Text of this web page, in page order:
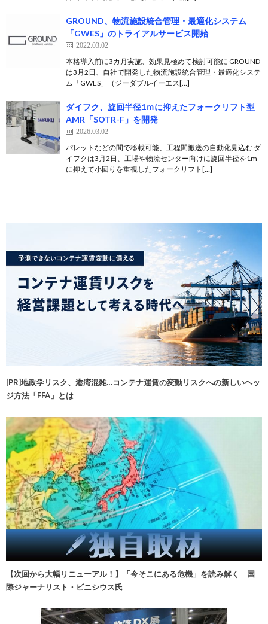
GROUND、物流施設統合管理・最適化システム
「GWES」のトライアルサービス開始
2022.03.02
本格導入前に3カ月実施、効果見極めて検討可能に GROUND
は3月2日、自社で開発した物流施設統合管理・最適化システ
ム「GWES」（ジーダブルイーエス[…]
ダイフク、旋回半径1ｍに抑えたフォークリフト型
AMR「SOTR-F」を開発
2026.03.02
パレットなどの間で移載可能、工程間搬送の自動化見込む ダ
イフクは3月2日、工場や物流センター向けに旋回半径を1m
に抑えて小回りを重視したフォークリフト[…]
[PR]地政学リスク、港湾混雑…コンテナ運賃の変動リスクへの新しいヘッ
ジ方法「FFA」とは
【次回から大幅リニューアル！】「今そこにある危機」を読み解く 国
際ジャーナリスト・ビニシウス氏